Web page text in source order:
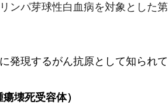
ンパ芽球性白血病を対象とした
発現するがん抗原として知られて
壊死受容体）